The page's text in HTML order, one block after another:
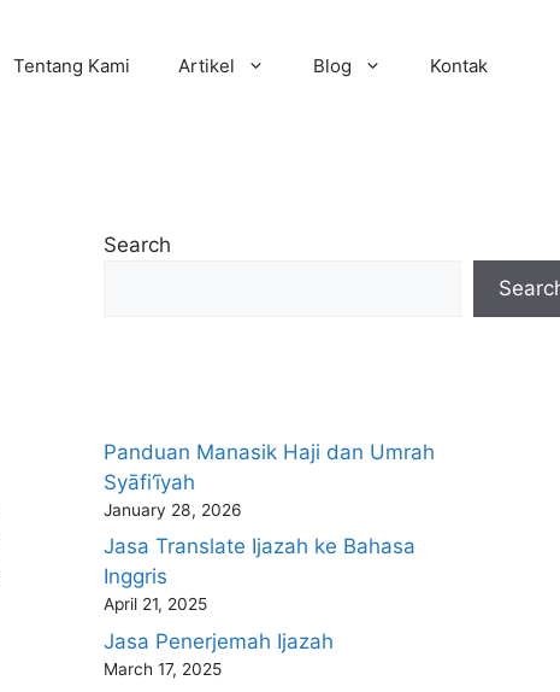
Tentang Kami Artikel Blog Kontak
Search
Panduan Manasik Haji dan Umrah
Syāfi‘īyah
January 28, 2026
Jasa Translate Ijazah ke Bahasa
Inggris
April 21, 2025
Jasa Penerjemah Ijazah
March 17, 2025